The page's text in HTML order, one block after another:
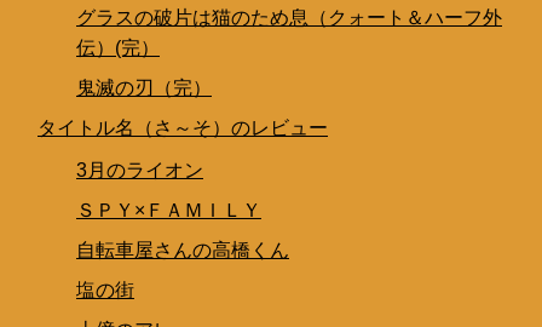
グラスの破片は猫のため息（クォート＆ハーフ外
伝）(完）
鬼滅の刃（完）
タイトル名（さ～そ）のレビュー
3月のライオン
ＳＰＹ×ＦＡＭＩＬＹ
自転車屋さんの高橋くん
塩の街